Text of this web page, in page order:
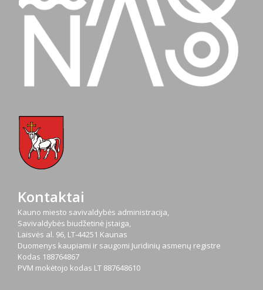
Kontaktai
Kauno miesto savivaldybės administracija,
Savivaldybės biudžetinė įstaiga,
Laisvės al. 96, LT-44251 Kaunas
Duomenys kaupiami ir saugomi Juridinių asmenų registre
Kodas 188764867
PVM mokėtojo kodas LT 887648610